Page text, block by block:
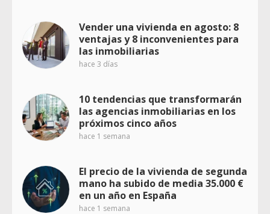
Vender una vivienda en agosto: 8
ventajas y 8 inconvenientes para
las inmobiliarias
hace 3 días
10 tendencias que transformarán
las agencias inmobiliarias en los
próximos cinco años
hace 1 semana
El precio de la vivienda de segunda
mano ha subido de media 35.000 €
en un año en España
hace 1 semana